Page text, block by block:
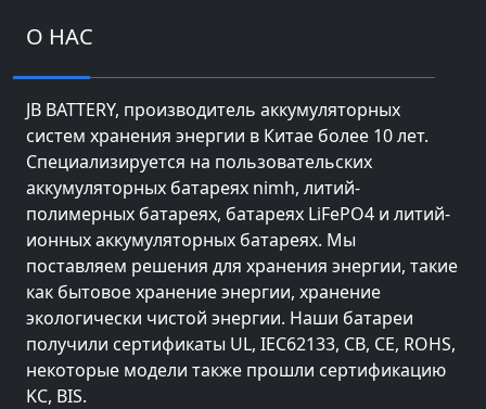
О НАС
JB BATTERY, производитель аккумуляторных
систем хранения энергии в Китае более 10 лет.
Специализируется на пользовательских
аккумуляторных батареях nimh, литий-
полимерных батареях, батареях LiFePO4 и литий-
ионных аккумуляторных батареях. Мы
поставляем решения для хранения энергии, такие
как бытовое хранение энергии, хранение
экологически чистой энергии. Наши батареи
получили сертификаты UL, IEC62133, CB, CE, ROHS,
некоторые модели также прошли сертификацию
KC, BIS.